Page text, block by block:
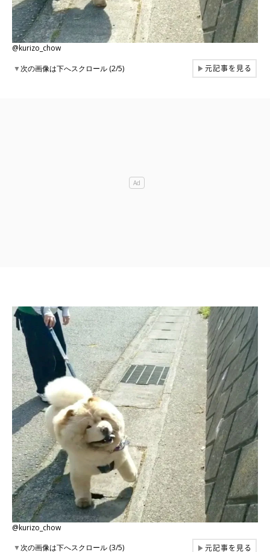
@kurizo_chow
▼次の画像は下へスクロール (2/5) ▶元記事を見る
@kurizo_chow
▼次の画像は下へスクロール (3/5) ▶元記事を見る